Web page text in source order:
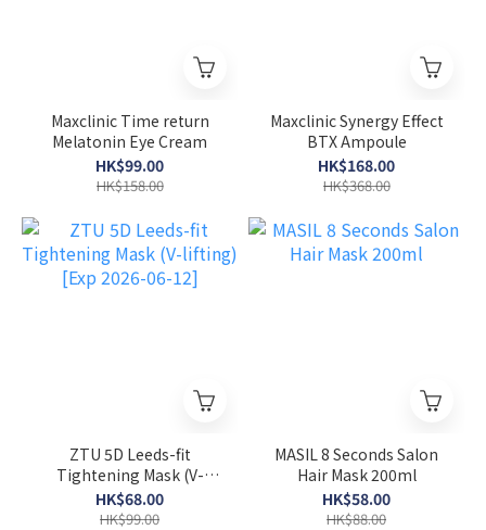
Maxclinic Time return
Melatonin Eye Cream
HK$99.00
HK$158.00
Maxclinic Synergy Effect
BTX Ampoule
HK$168.00
HK$368.00
ZTU 5D Leeds-fit
Tightening Mask (V-
lifting) [Exp 2026-06-12]
HK$68.00
HK$99.00
MASIL 8 Seconds Salon
Hair Mask 200ml
HK$58.00
HK$88.00